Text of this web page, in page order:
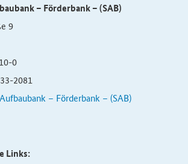
– Förderbank – (SAB)
9
0
2081
– Förderbank – (SAB)
Links: